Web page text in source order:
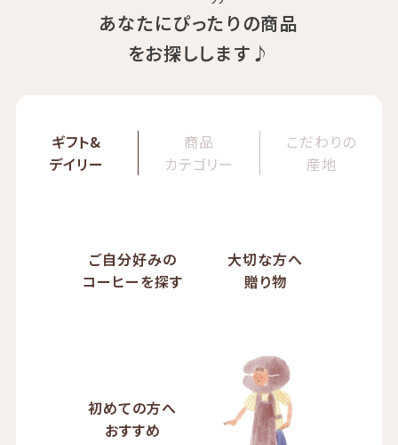
あなたにぴったりの商品
をお探しします♪
ギフト&
デイリー
商品
カテゴリー
こだわりの
産地
ご自分好みの
コーヒーを探す
大切な方へ
贈り物
初めての方へ
おすすめ